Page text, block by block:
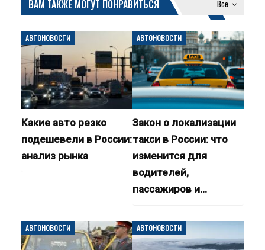
Все
ВАМ ТАКЖЕ МОГУТ ПОНРАВИТЬСЯ
АВТОНОВОСТИ
Какие авто резко
подешевели в России:
анализ рынка
АВТОНОВОСТИ
Закон о локализации
такси в России: что
изменится для
водителей,
пассажиров и…
АВТОНОВОСТИ АВТОНОВОСТИ